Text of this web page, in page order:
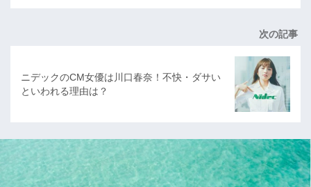
次の記事
ニデックのCM女優は川口春奈！不快・ダサい
といわれる理由は？